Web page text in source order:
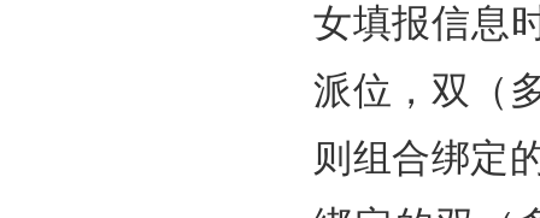
女填报信息
派位，双（
则组合绑定